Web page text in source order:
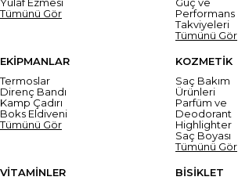
Tümünü Gör
Performans
Takviyeleri
Tümünü Gör
EKİPMANLAR
Termoslar
Direnç Bandı
Kamp Çadırı
Boks Eldiveni
Tümünü Gör
KOZMETİK
Saç Bakım
Ürünleri
Parfüm ve
Deodorant
Highlighter
Saç Boyası
Tümünü Gör
VİTAMİNLER
BİSİKLET